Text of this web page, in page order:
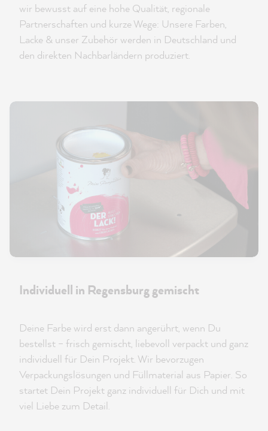
wir bewusst auf eine hohe Qualität, regionale
Partnerschaften und kurze Wege: Unsere Farben,
Lacke & unser Zubehör werden in Deutschland und
den direkten Nachbarländern produziert.
Individuell in Regensburg gemischt
Deine Farbe wird erst dann angerührt, wenn Du
bestellst – frisch gemischt, liebevoll verpackt und ganz
individuell für Dein Projekt. Wir bevorzugen
Verpackungslösungen und Füllmaterial aus Papier. So
startet Dein Projekt ganz individuell für Dich und mit
viel Liebe zum Detail.